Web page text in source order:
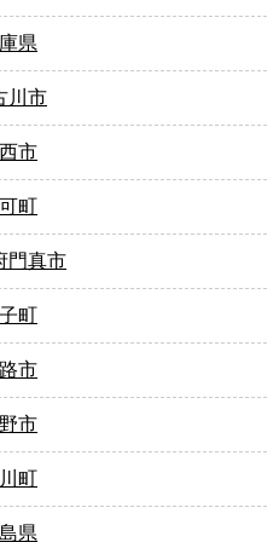
県
川市
市
町
門真市
町
市
市
町
県